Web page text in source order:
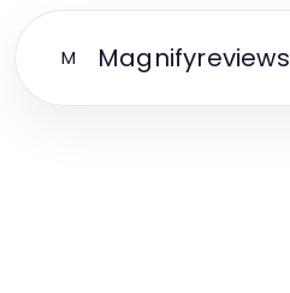
M Magnifyreviews